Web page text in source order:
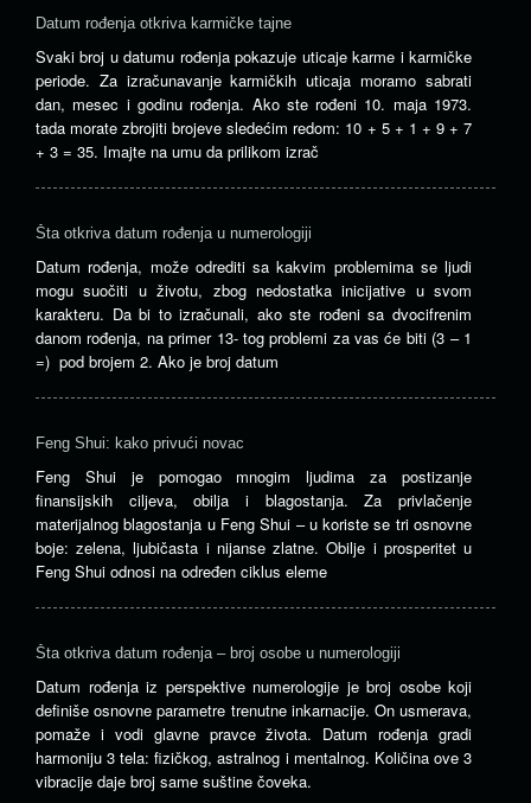
Datum rođenja otkriva karmičke tajne
Svaki broj u datumu rođenja pokazuje uticaje karme i karmičke
periode. Za izračunavanje karmičkih uticaja moramo sabrati
dan, mesec i godinu rođenja. Ako ste rođeni 10. maja 1973.
tada morate zbrojiti brojeve sledećim redom: 10 + 5 + 1 + 9 + 7
+ 3 = 35. Imajte na umu da prilikom izrač
Šta otkriva datum rođenja u numerologiji
Datum rođenja, može odrediti sa kakvim problemima se ljudi
mogu suočiti u životu, zbog nedostatka inicijative u svom
karakteru. Da bi to izračunali, ako ste rođeni sa dvocifrenim
danom rođenja, na primer 13- tog problemi za vas će biti (3 – 1
=) pod brojem 2. Ako je broj datum
Feng Shui: kako privući novac
Feng Shui je pomogao mnogim ljudima za postizanje
finansijskih ciljeva, obilja i blagostanja. Za privlačenje
materijalnog blagostanja u Feng Shui – u koriste se tri osnovne
boje: zelena, ljubičasta i nijanse zlatne. Obilje i prosperitet u
Feng Shui odnosi na određen ciklus eleme
Šta otkriva datum rođenja – broj osobe u numerologiji
Datum rođenja iz perspektive numerologije je broj osobe koji
definiše osnovne parametre trenutne inkarnacije. On usmerava,
pomaže i vodi glavne pravce života. Datum rođenja gradi
harmoniju 3 tela: fizičkog, astralnog i mentalnog. Količina ove 3
vibracije daje broj same suštine čoveka.